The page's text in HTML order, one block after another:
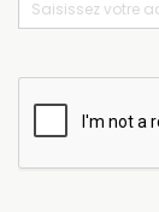
CAPTCHA